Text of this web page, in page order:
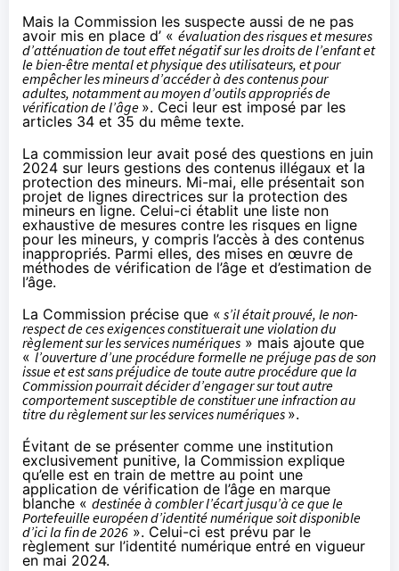
Mais la Commission les suspecte aussi de ne pas
avoir mis en place d’ « évaluation des risques et mesures
d’atténuation de tout effet négatif sur les droits de l’enfant et
le bien-être mental et physique des utilisateurs, et pour
empêcher les mineurs d’accéder à des contenus pour
adultes, notamment au moyen d’outils appropriés de
vérification de l’âge ». Ceci leur est imposé par les
articles 34 et 35 du même texte.
La commission leur avait posé des questions en juin
2024 sur leurs gestions des contenus illégaux et la
protection des mineurs. Mi-mai, elle présentait son
projet de lignes directrices sur la protection des
mineurs en ligne. Celui-ci établit une liste non
exhaustive de mesures contre les risques en ligne
pour les mineurs, y compris l’accès à des contenus
inappropriés. Parmi elles, des mises en œuvre de
méthodes de vérification de l’âge et d’estimation de
l’âge.
La Commission précise que « s’il était prouvé, le non-
respect de ces exigences constituerait une violation du
règlement sur les services numériques » mais ajoute que
« l’ouverture d’une procédure formelle ne préjuge pas de son
issue et est sans préjudice de toute autre procédure que la
Commission pourrait décider d’engager sur tout autre
comportement susceptible de constituer une infraction au
titre du règlement sur les services numériques ».
Évitant de se présenter comme une institution
exclusivement punitive, la Commission explique
qu’elle est en train de mettre au point une
application de vérification de l’âge en marque
blanche « destinée à combler l’écart jusqu’à ce que le
Portefeuille européen d’identité numérique soit disponible
d’ici la fin de 2026 ». Celui-ci est prévu par le
règlement sur l’identité numérique entré en vigueur
en mai 2024.